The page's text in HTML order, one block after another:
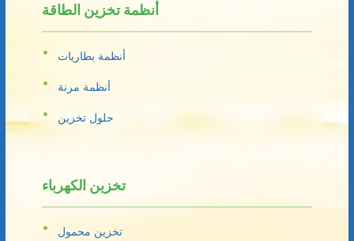
أنظمة تخزين الطاقة
أنظمة بطاريات
أنظمة مرنة
حلول تخزين
تخزين الكهرباء
تخزين محمول